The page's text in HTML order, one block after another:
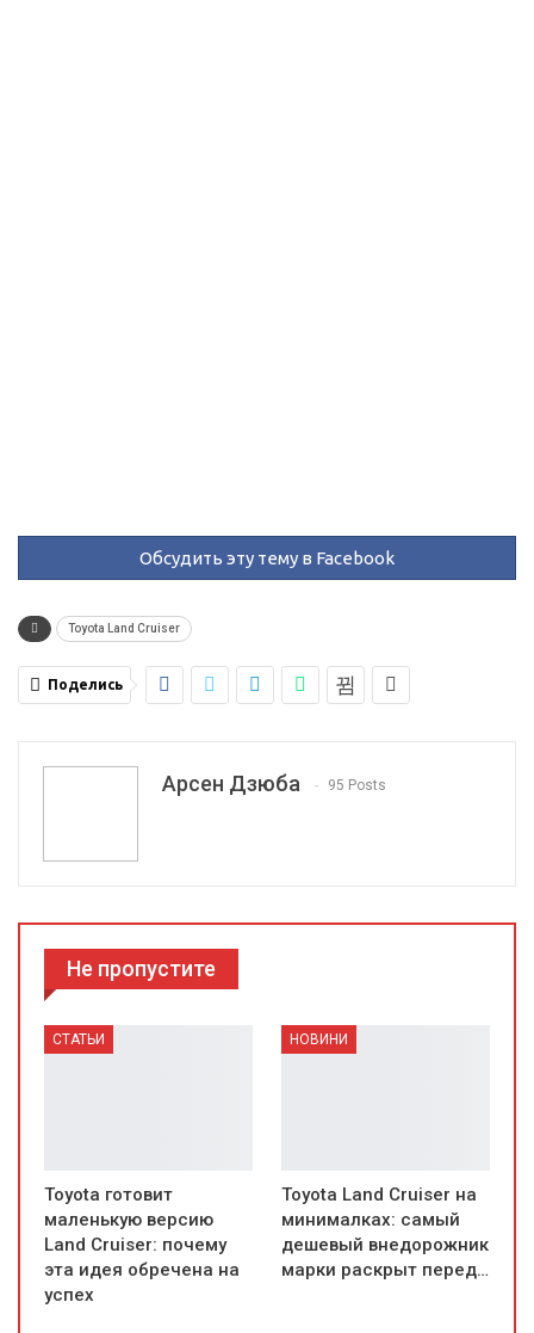
Обсудить эту тему в Facebook
Toyota Land Cruiser
Поделись
Арсен Дзюба 95 Posts
Не пропустите
СТАТЬИ
Toyota готовит
маленькую версию
Land Cruiser: почему
эта идея обречена на
успех
НОВИНИ
Toyota Land Cruiser на
минималках: самый
дешевый внедорожник
марки раскрыт перед…